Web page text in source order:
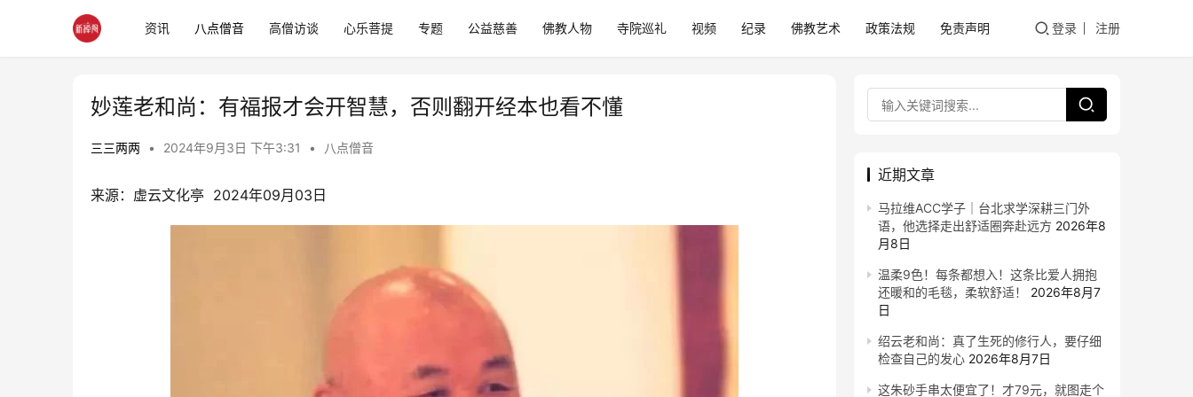
资讯 八点僧音 高僧访谈 心乐菩提 专题 公益慈善 佛教人物 寺院巡礼 视频 纪录 佛教艺术 政策法规 免责声明 登录 注册
妙莲老和尚：有福报才会开智慧，否则翻开经本也看不懂
三三两两 • 2024年9月3日 下午3:31 • 八点僧音
来源：虚云文化亭  2024年09月03日
近期文章
马拉维ACC学子｜台北求学深耕三门外
语，他选择走出舒适圈奔赴远方 2026年8
月8日
温柔9色！每条都想入！这条比爱人拥抱
还暖和的毛毯，柔软舒适！
2026年8月7
日
绍云老和尚：真了生死的修行人，要仔细
检查自己的发心 2026年8月7日
这朱砂手串太便宜了！才79元，就图走个